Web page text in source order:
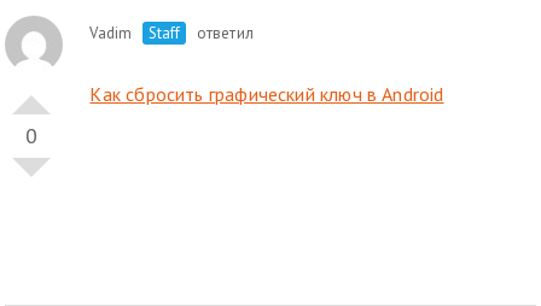
0
Vadim Staff ответил
Как сбросить графический ключ в Android